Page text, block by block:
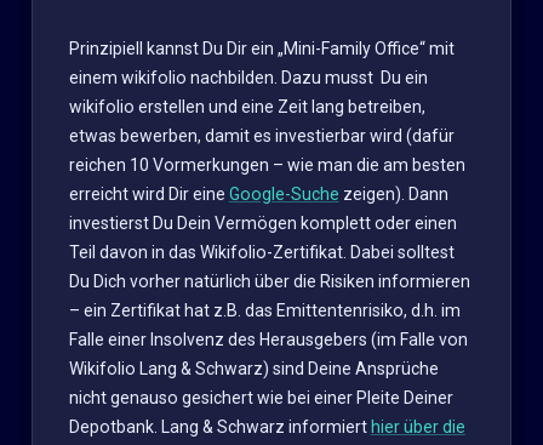
Prinzipiell kannst Du Dir ein „Mini-Family Office“ mit
einem wikifolio nachbilden. Dazu musst Du ein
wikifolio erstellen und eine Zeit lang betreiben,
etwas bewerben, damit es investierbar wird (dafür
reichen 10 Vormerkungen – wie man die am besten
erreicht wird Dir eine Google-Suche zeigen). Dann
investierst Du Dein Vermögen komplett oder einen
Teil davon in das Wikifolio-Zertifikat. Dabei solltest
Du Dich vorher natürlich über die Risiken informieren
– ein Zertifikat hat z.B. das Emittentenrisiko, d.h. im
Falle einer Insolvenz des Herausgebers (im Falle von
Wikifolio Lang & Schwarz) sind Deine Ansprüche
nicht genauso gesichert wie bei einer Pleite Deiner
Depotbank. Lang & Schwarz informiert hier über die